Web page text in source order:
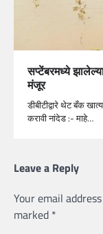
सप्टेंबरमध्ये
मंजूर
डीबीटीद्वारे थेट बँक
करावी नांदेड :- माहे…
Leave a Reply
Your email
marked *